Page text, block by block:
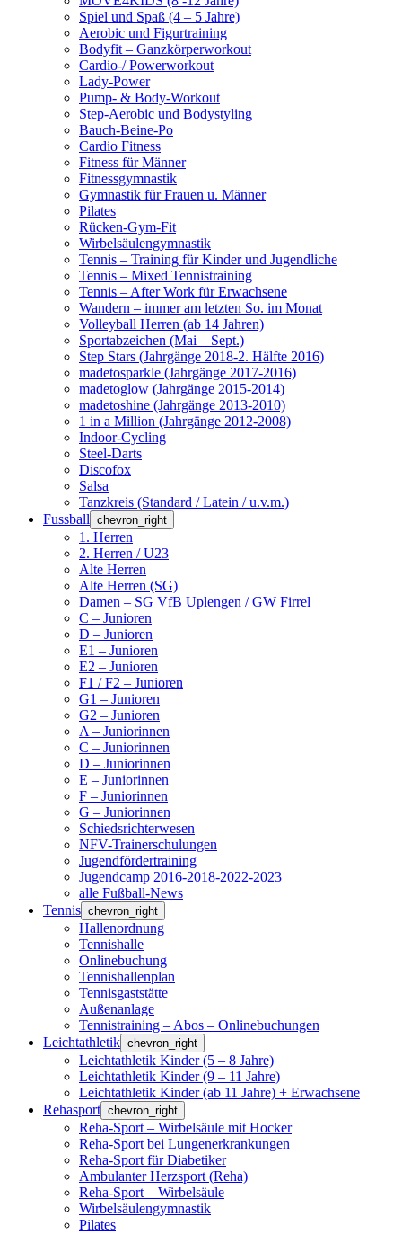
Spiel und Spaß (4 – 5 Jahre)
Aerobic und Figurtraining
Bodyfit – Ganzkörperworkout
Cardio-/ Powerworkout
Lady-Power
Pump- & Body-Workout
Step-Aerobic und Bodystyling
Bauch-Beine-Po
Cardio Fitness
Fitness für Männer
Fitnessgymnastik
Gymnastik für Frauen u. Männer
Pilates
Rücken-Gym-Fit
Wirbelsäulengymnastik
Tennis – Training für Kinder und Jugendliche
Tennis – Mixed Tennistraining
Tennis – After Work für Erwachsene
Wandern – immer am letzten So. im Monat
Volleyball Herren (ab 14 Jahren)
Sportabzeichen (Mai – Sept.)
Step Stars (Jahrgänge 2018-2. Hälfte 2016)
madetosparkle (Jahrgänge 2017-2016)
madetoglow (Jahrgänge 2015-2014)
madetoshine (Jahrgänge 2013-2010)
1 in a Million (Jahrgänge 2012-2008)
Indoor-Cycling
Steel-Darts
Discofox
Salsa
Tanzkreis (Standard / Latein / u.v.m.)
Fussball chevron_right
1. Herren
2. Herren / U23
Alte Herren
Alte Herren (SG)
Damen – SG VfB Uplengen / GW Firrel
C – Junioren
D – Junioren
E1 – Junioren
E2 – Junioren
F1 / F2 – Junioren
G1 – Junioren
G2 – Junioren
A – Juniorinnen
C – Juniorinnen
D – Juniorinnen
E – Juniorinnen
F – Juniorinnen
G – Juniorinnen
Schiedsrichterwesen
NFV-Trainerschulungen
Jugendfördertraining
Jugendcamp 2016-2018-2022-2023
alle Fußball-News
Tennis chevron_right
Hallenordnung
Tennishalle
Onlinebuchung
Tennishallenplan
Tennisgaststätte
Außenanlage
Tennistraining – Abos – Onlinebuchungen
Leichtathletik chevron_right
Leichtathletik Kinder (5 – 8 Jahre)
Leichtathletik Kinder (9 – 11 Jahre)
Leichtathletik Kinder (ab 11 Jahre) + Erwachsene
Rehasport chevron_right
Reha-Sport – Wirbelsäule mit Hocker
Reha-Sport bei Lungenerkrankungen
Reha-Sport für Diabetiker
Ambulanter Herzsport (Reha)
Reha-Sport – Wirbelsäule
Wirbelsäulengymnastik
Pilates